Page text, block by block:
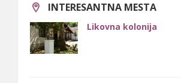
INTERESANTNA MESTA
Likovna kolonija